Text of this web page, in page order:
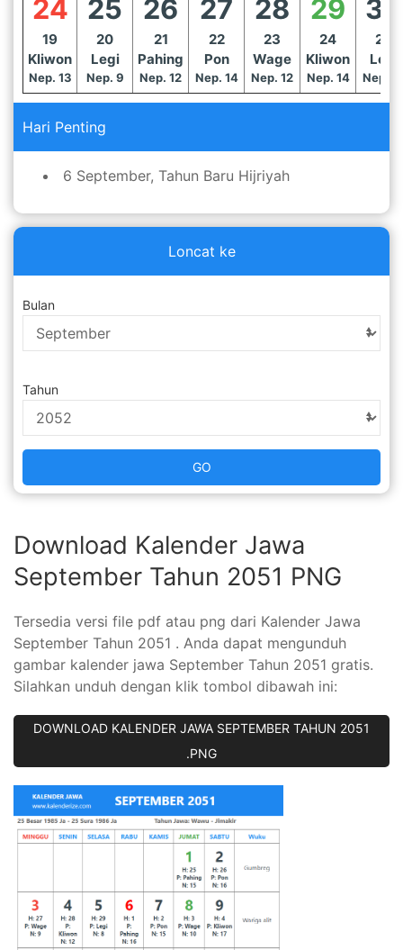
24
19
Kliwon
Nep. 13
25
20
Legi
Nep. 9
26
21
Pahing
Nep. 12
27
22
Pon
Nep. 14
28
23
Wage
Nep. 12
29
24
Kliwon
Nep. 14
30
25
Legi
Nep.
Hari Penting
6 September, Tahun Baru Hijriyah
Loncat ke
Bulan
Tahun
GO
Download Kalender Jawa
September Tahun 2051 PNG
Tersedia versi file pdf atau png dari Kalender Jawa
September Tahun 2051 . Anda dapat mengunduh
gambar kalender jawa September Tahun 2051 gratis.
Silahkan unduh dengan klik tombol dibawah ini:
DOWNLOAD KALENDER JAWA SEPTEMBER TAHUN 2051
.PNG